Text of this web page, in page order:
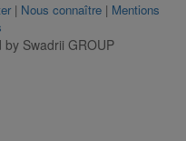
| Nous connaître| Mentions
Swadrii GROUP